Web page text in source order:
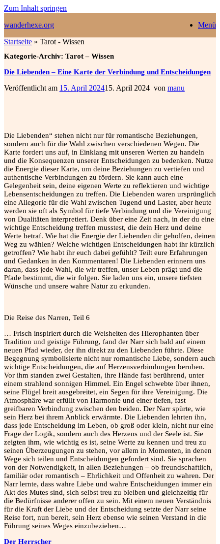
Zum Inhalt springen
wanderhexe.org
Menü
Startseite » Tarot - Wissen
Kategorie-Archiv: Tarot – Wissen
Die Liebenden – Eine Karte der Verbindung und Entscheidungen
Veröffentlicht am 15. April 202415. April 2024 von manu
Die Liebenden“ stehen nicht nur für romantische Beziehungen,
sondern auch für die Wahl zwischen verschiedenen Wegen. Die
Karte fordert uns auf, in Einklang mit unseren Werten zu handeln
und die Konsequenzen unserer Entscheidungen zu bedenken. Nutze
die Energie dieser Karte, um deine Beziehungen zu vertiefen und
authentische Verbindungen zu fördern. Sie kann auch eine
Gelegenheit sein, deine eigenen Werte zu reflektieren und wichtige
Lebensentscheidungen zu treffen. Die Liebenden waren ursprünglich
eine Allegorie für die Wahl zwischen Tugend und Laster, aber heute
werden sie oft als Symbol für tiefe Verbindung und die Vereinigung
von Dualitäten interpretiert. Denk über eine Zeit nach, in der du eine
wichtige Entscheidung treffen musstest, die dein Herz und deine
Werte betraf. Wie hat die Energie der Liebenden dir geholfen, deinen
Weg zu wählen? Welche wichtigen Entscheidungen habt ihr kürzlich
getroffen? Wie habt ihr euch dabei gefühlt? Teilt eure Erfahrungen
und Gedanken in den Kommentaren! Die Liebenden erinnern uns
daran, dass jede Wahl, die wir treffen, unser Leben prägt und die
Pfade bestimmt, die wir folgen. Sie laden uns ein, unsere tiefsten
Wünsche und unsere wahre Natur zu erkunden.
Die Reise des Narren, Teil 6
… Frisch inspiriert durch die Weisheiten des Hierophanten über
Tradition und geistige Führung, fand der Narr sich bald auf einem
neuen Pfad wieder, der ihn direkt zu den Liebenden führte. Diese
Begegnung symbolisierte nicht nur romantische Liebe, sondern auch
wichtige Entscheidungen, die auf Herzensverbindungen beruhen.
Vor ihm standen zwei Gestalten, ihre Hände fast berührend, unter
einem strahlend sonnigen Himmel. Ein Engel schwebte über ihnen,
seine Flügel breit ausgebreitet, ein Segen für ihre Vereinigung. Die
Atmosphäre war erfüllt von Harmonie und einer tiefen, fast
greifbaren Verbindung zwischen den beiden. Der Narr spürte, wie
sein Herz bei ihrem Anblick erwärmte. Die Liebenden lehrten ihn,
dass jede Entscheidung im Leben, ob groß oder klein, nicht nur eine
Frage der Logik, sondern auch des Herzens und der Seele ist. Sie
zeigten ihm, wie wichtig es ist, seine Werte zu kennen und treu zu
seinen Überzeugungen zu stehen, vor allem in Momenten, in denen
Wege sich teilen und Entscheidungen gefordert sind. Sie sprachen
von der Notwendigkeit, in allen Beziehungen – ob freundschaftlich,
familiär oder romantisch – Ehrlichkeit und Offenheit zu wahren. Der
Narr lernte, dass wahre Liebe und wahre Entscheidungen immer ein
Akt des Mutes sind, sich selbst treu zu bleiben und gleichzeitig für
die Bedürfnisse anderer offen zu sein. Mit einem neuen Verständnis
für die Kraft der Liebe und der Entscheidung setzte der Narr seine
Reise fort, nun bereit, sein Herz ebenso wie seinen Verstand in die
Führung seines Weges einzubeziehen…
Der Herrscher